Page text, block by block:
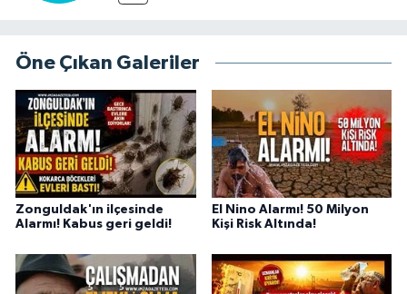
Öne Çıkan Galeriler
Zonguldak'ın ilçesinde
Alarmı! Kabus geri geldi!
El Nino Alarmı! 50 Milyon
Kişi Risk Altında!